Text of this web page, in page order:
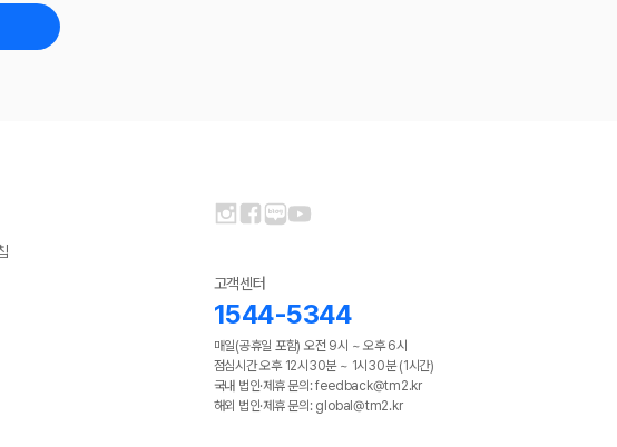
고객센터
1544-5344
매일(공휴일 포함) 오전 9시 ~ 오후 6시
점심시간 오후 12시30분 ~ 1시30분 (1시간)
국내 법인·제휴 문의: feedback@tm2.kr
해외 법인·제휴 문의: global@tm2.kr